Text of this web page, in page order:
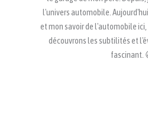
l'univers automobile.
et mon savoir de l'automobile ici,
découvrons les subtilités et
fascinant.